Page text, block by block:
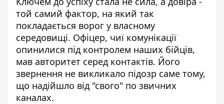
той самий фактор, на який так
покладається ворог у власному
середовищі. Офіцер, чиї комунікації
опинилися під контролем наших бійців,
мав авторитет серед контактів. Його
звернення не викликало підозр саме тому,
що надійшло від "свого" по звичних
каналах.